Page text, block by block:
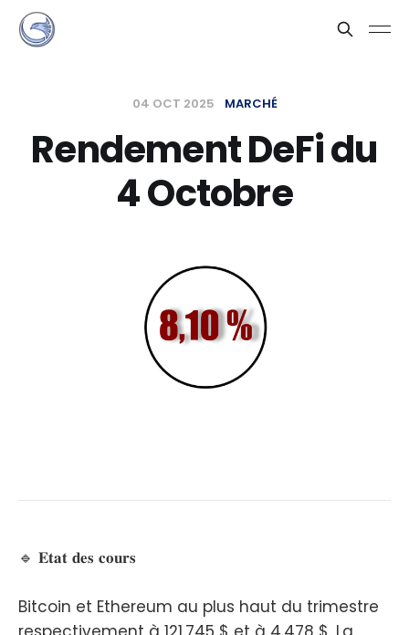
04 OCT 2025 MARCHÉ
Rendement DeFi du
4 Octobre
🔹 𝐄𝐭𝐚𝐭 𝐝𝐞𝐬 𝐜𝐨𝐮𝐫𝐬
Bitcoin et Ethereum au plus haut du trimestre